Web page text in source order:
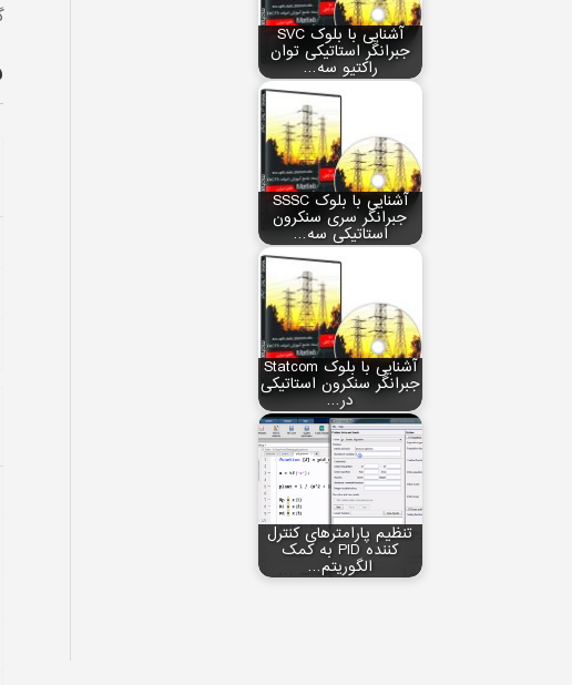
آشنایی با بلوک SVC
جبرانگر استاتیکی توان
راکتیو سه…
آشنایی با بلوک SSSC
جبرانگر سری سنکرون
استاتیکی سه…
آشنایی با بلوک Statcom
جبرانگر سنکرون استاتیکی
در…
تنظیم پارامترهای کنترل
کننده PID به کمک
الگوریتم…